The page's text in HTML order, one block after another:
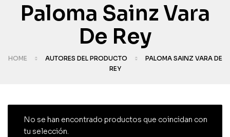
Paloma Sainz Vara
De Rey
HOME AUTORES DEL PRODUCTO
PALOMA SAINZ VARA DE
REY
No se han encontrado productos que coincidan con
tu selección.